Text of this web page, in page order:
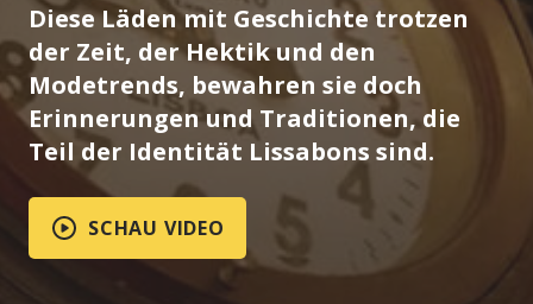
Diese Läden mit Geschichte trotzen
der Zeit, der Hektik und den
Modetrends, bewahren sie doch
Erinnerungen und Traditionen, die
Teil der Identität Lissabons sind.
SCHAU VIDEO